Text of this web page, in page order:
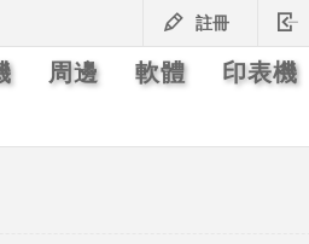
註冊
周邊 軟體 印表機